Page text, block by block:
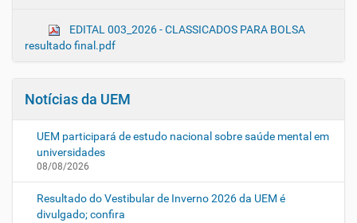
EDITAL 003_2026 - CLASSICADOS PARA BOLSA
resultado final.pdf
Notícias da UEM
UEM participará de estudo nacional sobre saúde mental em
universidades
08/08/2026
Resultado do Vestibular de Inverno 2026 da UEM é
divulgado; confira